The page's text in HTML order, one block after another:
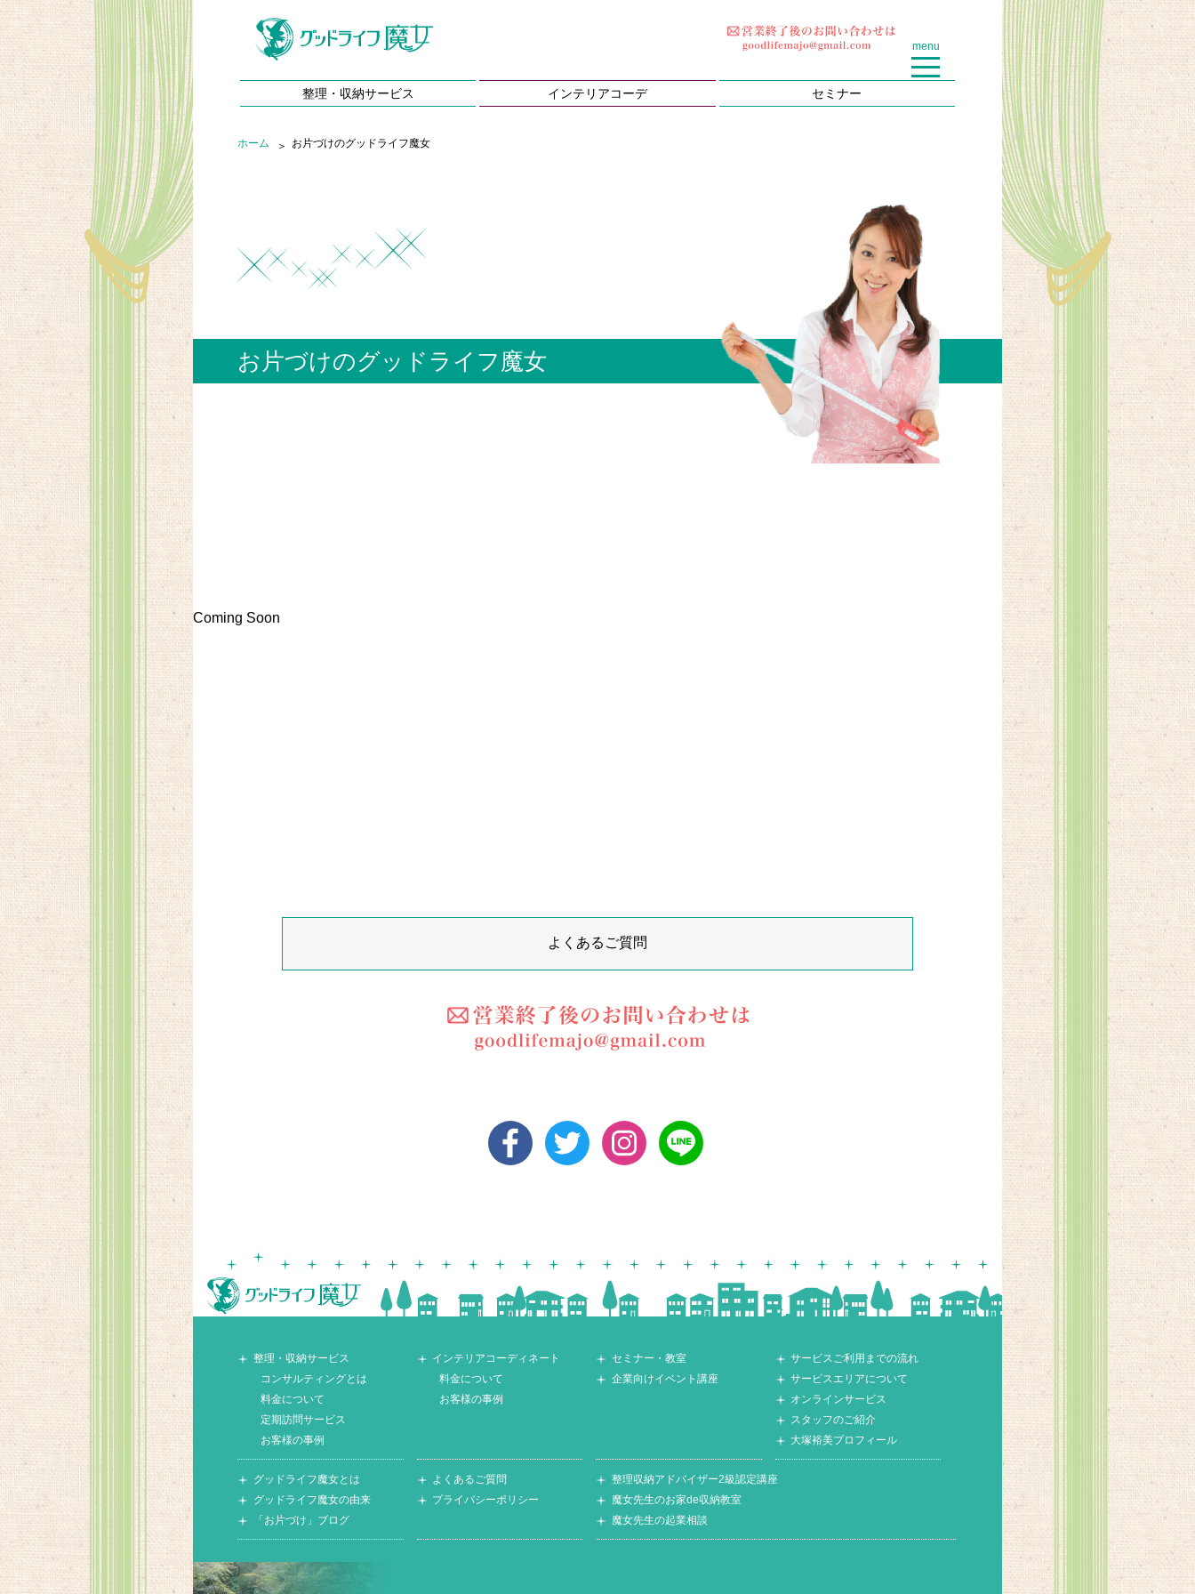
整理・収納サービス インテリアコーデ セミナー
ホーム お片づけのグッドライフ魔女
お片づけのグッドライフ魔女
Coming Soon
よくあるご質問
整理・収納サービス
コンサルティングとは
料金について
定期訪問サービス
お客様の事例
インテリアコーディネート
料金について
お客様の事例
セミナー・教室
企業向けイベント講座
サービスご利用までの流れ
サービスエリアについて
オンラインサービス
スタッフのご紹介
大塚裕美プロフィール
グッドライフ魔女とは
グッドライフ魔女の由来
「お片づけ」ブログ
よくあるご質問
プライバシーポリシー
整理収納アドバイザー2級認定講座
魔女先生のお家de収納教室
魔女先生の起業相談
menu